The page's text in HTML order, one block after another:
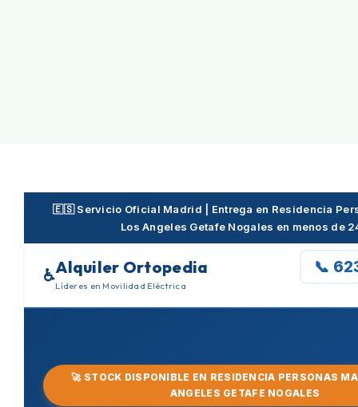
🇪🇸 Servicio Oficial Madrid | Entrega en Residencia
Los Angeles Getafe Nogales en menos de
♿Alquiler Ortopedia
Líderes en Movilidad Eléctrica
📞
🚀 STOCK DISPONIBLE EN RESIDENCIA PERSONAS
ANGELES GETAFE NOGALES